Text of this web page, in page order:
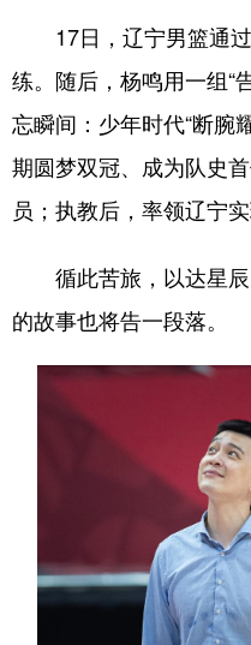
辽宁 吉林
浙江 安徽
广东 广西
多语种频道
Español
Русский язык
Deutsch Português
17日，辽宁男篮通过
练。随后，杨鸣用一组“
忘瞬间：少年时代“断腕
期圆梦双冠、成为队史
员；执教后，率领辽宁实
循此苦旅，以达星辰
的故事也将告一段落。